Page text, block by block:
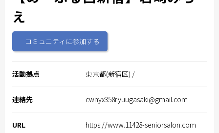
え
コミュニティに参加する
活動拠点 東京都(新宿区) /
連絡先 cwnyx358ryuugasaki@gmail.com
URL https://www.11428-seniorsalon.com